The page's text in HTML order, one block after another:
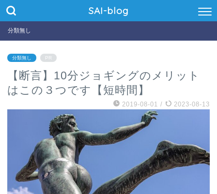
SAI-blog
分類無し
分類無し PR
【断言】10分ジョギングのメリット
はこの３つです【短時間】
2019-08-01 / 2023-08-13